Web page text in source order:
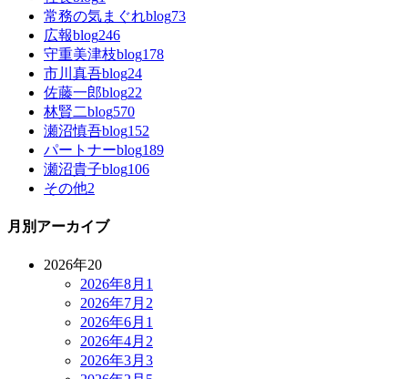
常務の気まぐれblog73
広報blog246
守重美津枝blog178
市川真吾blog24
佐藤一郎blog22
林賢二blog570
瀬沼慎吾blog152
パートナーblog189
瀬沼貴子blog106
その他2
月別アーカイブ
2026年20
2026年8月 1
2026年7月 2
2026年6月 1
2026年4月 2
2026年3月 3